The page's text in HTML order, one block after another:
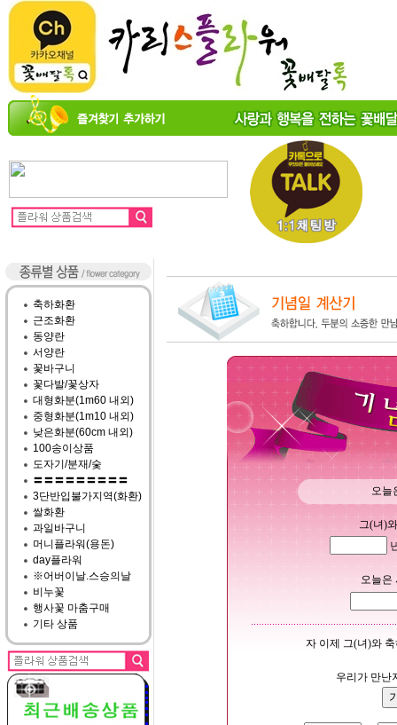
축하화환
근조화환
동양란
서양란
꽃바구니
꽃다발/꽃상자
대형화분(1m60 내외)
중형화분(1m10 내외)
낮은화분(60cm 내외)
100송이상품
도자기/분재/숯
〓〓〓〓〓〓〓〓〓
3단반입불가지역(화환)
쌀화환
과일바구니
머니플라워(용돈)
day플라워
※어버이날.스승의날
비누꽃
행사꽃 마춤구매
기타 상품
오늘
그(녀)
오늘은
자 이제 그(녀)와
우리가 만난